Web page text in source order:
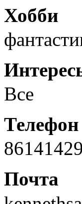
Хобби
Все
Телефон
Почта